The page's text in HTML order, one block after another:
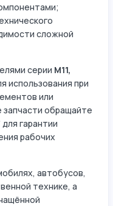
сложной
серии M11,
использования при
или
запчасти обращайте
для гарантии
рабочих
автобусов,
технике, а